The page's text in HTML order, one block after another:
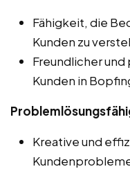
Fähigkeit, die
Kunden zu
Freundlicher
Kunden in
Kreative und